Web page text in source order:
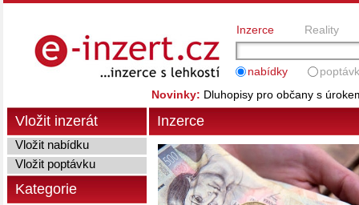
Inzerce Reality
nabídky
Novinky: Dluhopisy pro občany s
Inzerce
Vložit inzerát
Vložit nabídku
Vložit poptávku
Kategorie